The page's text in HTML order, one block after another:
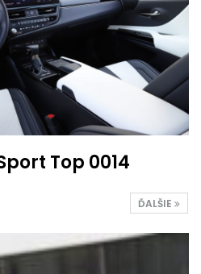
Top 0014
ĎALŠIE